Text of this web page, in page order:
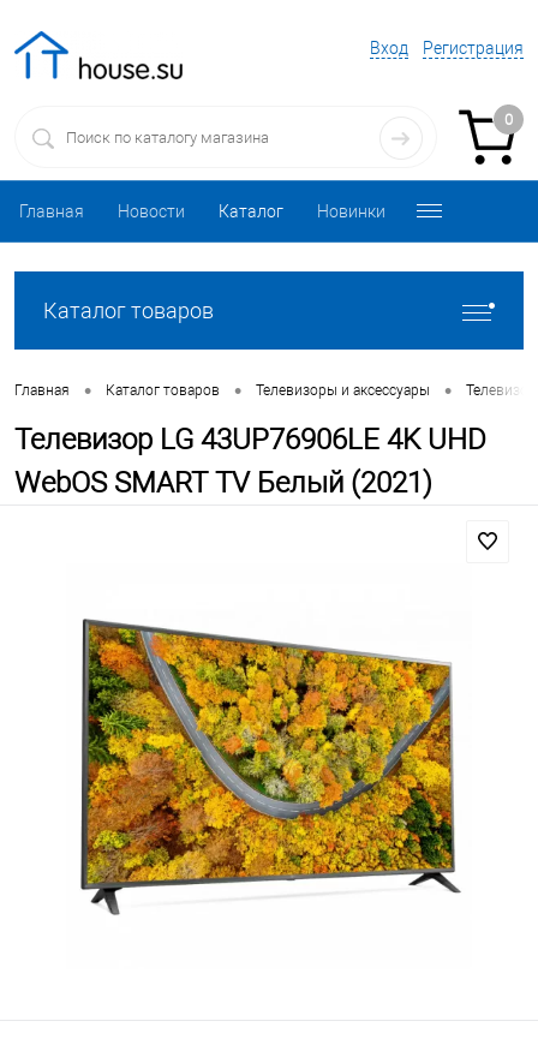
Вход Регистрация
0
Главная Новости Каталог Новинки
Каталог товаров
Главная • Каталог товаров • Телевизоры и аксессуары •
Телевизор LG 43UP76906LE 4K UHD
WebOS SMART TV Белый (2021)